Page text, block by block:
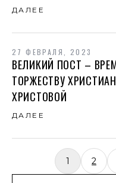
ДАЛЕЕ
27 ФЕВРАЛЯ, 2023
ВЕЛИКИЙ ПОСТ –
ТОРЖЕСТВУ
ХРИСТОВОЙ
ДАЛЕЕ
1 2